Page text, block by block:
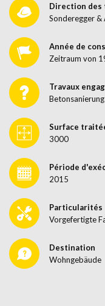
Direction des
Sonderegger &
Année de
Zeitraum von
Travaux
Surface
3000
Période
2015
Particularités
Vorgefertigte
Destination
Wohngebäude